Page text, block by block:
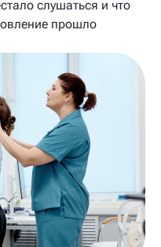
слушаться и что
прошло